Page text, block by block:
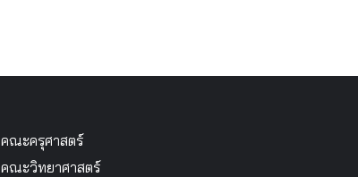
คณะครุศาสตร์
คณะวิทยาศาสตร์